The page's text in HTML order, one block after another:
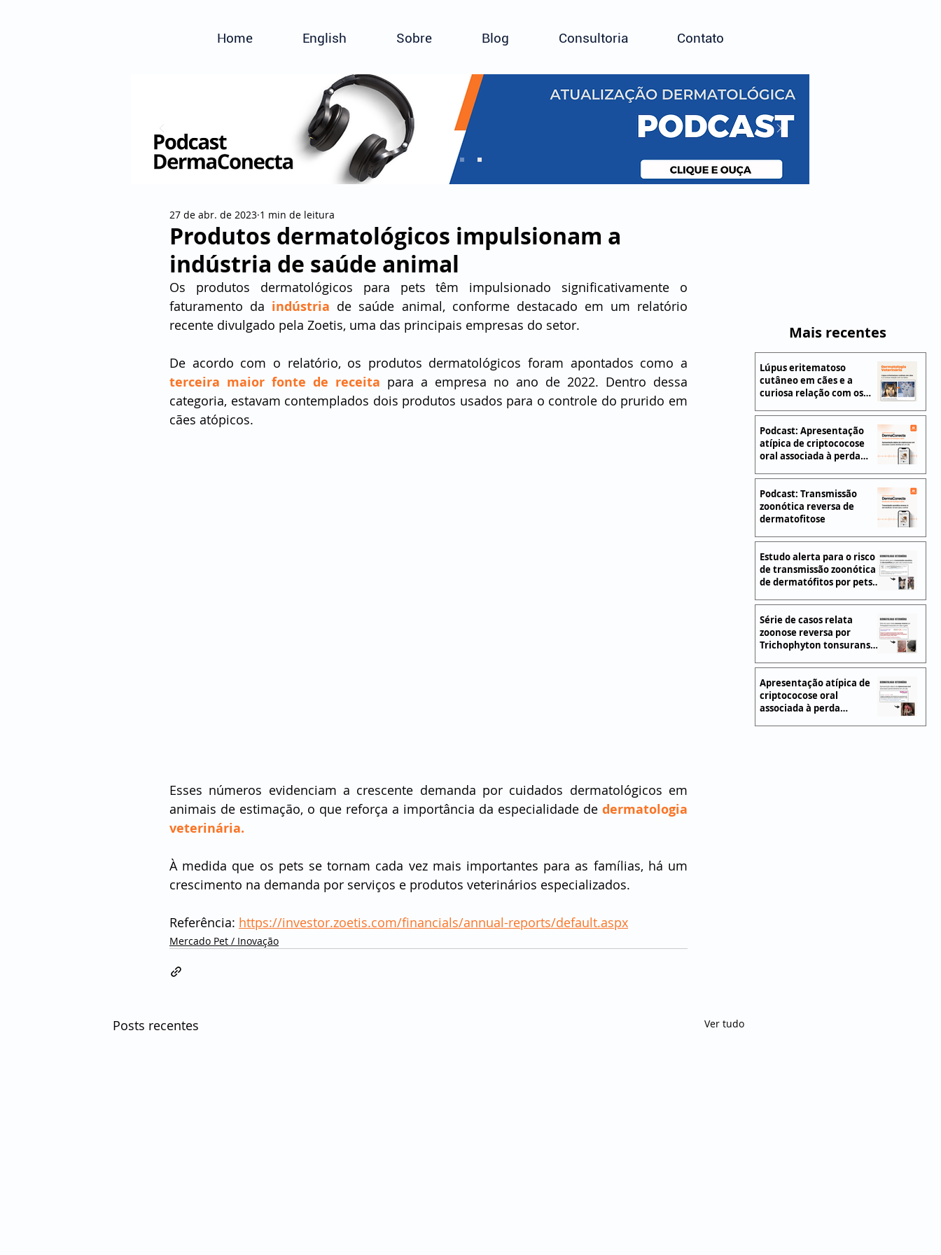
Home English Sobre Blog Consultoria Contato
Produtos dermatológicos impulsionam a
indústria de saúde animal
27 de abr. de 2023 1 min de leitura
Os produtos dermatológicos para pets têm impulsionado significativamente o
faturamento da indústria de saúde animal, conforme destacado em um relatório
recente divulgado pela Zoetis, uma das principais empresas do setor.
terceira maior fonte de receita para a empresa no ano de 2022. Dentro dessa
categoria, estavam contemplados dois produtos usados para o controle do prurido em
cães atópicos.
Esses números evidenciam a crescente demanda por cuidados dermatológicos em
animais de estimação, o que reforça a importância da especialidade de dermatologia
veterinária.
À medida que os pets se tornam cada vez mais importantes para as famílias, há um
crescimento na demanda por serviços e produtos veterinários especializados.
Referência: https://investor.zoetis.com/financials/annual-reports/default.aspx
Mercado Pet / Inovação
Posts recentes Ver tudo
Mais recentes
Lúpus eritematoso
cutâneo em cães e a
curiosa relação com os
Podcast: Apresentação
atípica de criptococose
oral associada à perda
Podcast: Transmissão
zoonótica reversa de
dermatofitose
Estudo alerta para o risco
de transmissão zoonótica
de dermatófitos por pets
Série de casos relata
zoonose reversa por
Trichophyton tonsurans
Apresentação atípica de
criptococose oral
associada à perda